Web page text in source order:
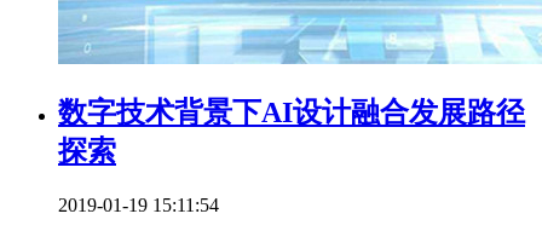
数字技术背景下AI设计融合发展路径
探索
2019-01-19 15:11:54